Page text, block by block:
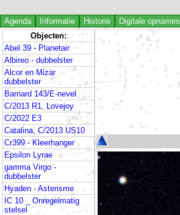
Agenda Informatie Historie Digitale opnames
Objecten:
Abel 39 - Planetair
Albireo - dubbelster
Alcor en Mizar
dubbelster
Barnard 143/E-nevel
C/2013 R1, Lovejoy
C/2022 E3
Catalina, C/2013 US10
Cr399 - Kleerhanger
Epsilon Lyrae
gamma Virgo -
dubbelster
Hyaden - Asterisme
IC 10 _ Onregelmatig
stelsel